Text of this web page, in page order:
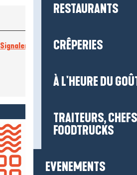
RESTAURANTS
CRÊPERIES
À L'HEURE DU
TRAITEURS,
FOODTRUCKS
EVENEMENTS
Signaler une erreur